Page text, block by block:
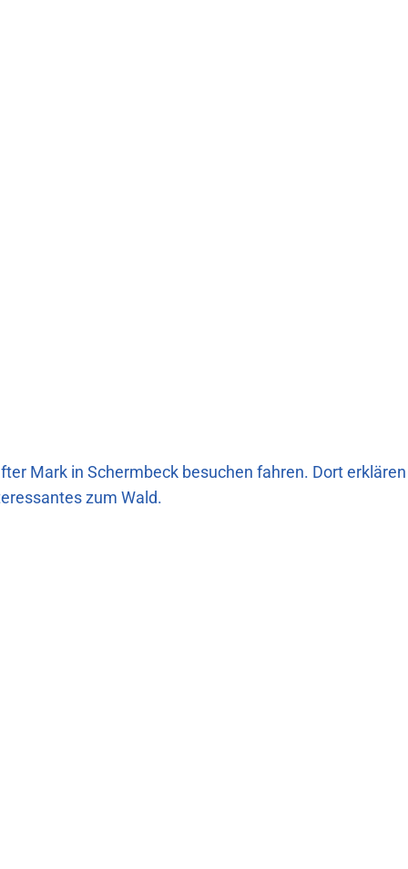
Mark in Schermbeck besuchen fahren. Dort erklären
zum Wald.